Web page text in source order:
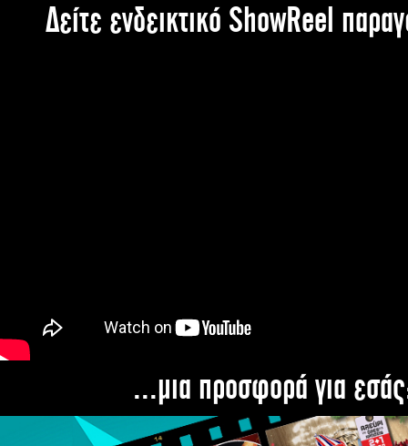
Δείτε ενδεικτικό ShowReel
...μια προσφορά για